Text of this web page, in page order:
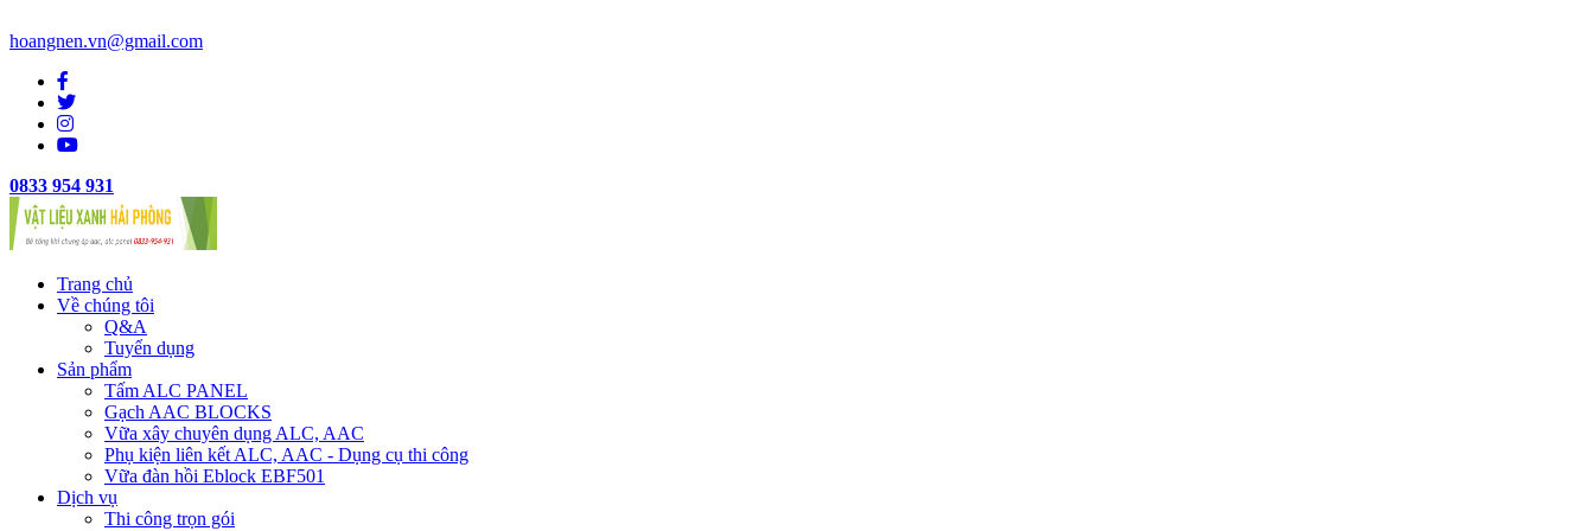
hoangnen.vn@gmail.com
0833 954 931
Trang chủ
Về chúng tôi
Q&A
Tuyển dụng
Sản phẩm
Tấm ALC PANEL
Gạch AAC BLOCKS
Vữa xây chuyên dụng ALC, AAC
Phụ kiện liên kết ALC, AAC - Dụng cụ thi công
Vữa đàn hồi Eblock EBF501
Dịch vụ
Thi công trọn gói